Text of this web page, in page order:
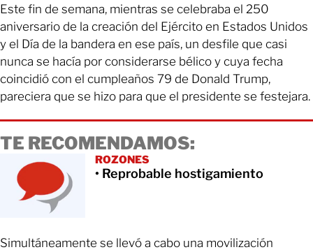
Este fin de semana, mientras se celebraba el 250
aniversario de la creación del Ejército en Estados Unidos
y el Día de la bandera en ese país, un desfile que casi
nunca se hacía por considerarse bélico y cuya fecha
coincidió con el cumpleaños 79 de Donald Trump,
pareciera que se hizo para que el presidente se festejara.
TE RECOMENDAMOS:
ROZONES
• Reprobable hostigamiento
Simultáneamente se llevó a cabo una movilización